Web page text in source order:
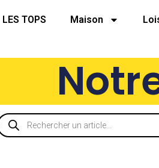
LES TOPS Maison